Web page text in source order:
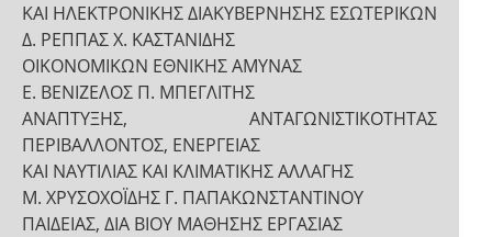
ΚΑΙ ΗΛΕΚΤΡΟΝΙΚΗΣ ΔΙΑΚΥΒΕΡΝΗΣΗΣ ΕΣΩΤΕΡΙΚΩΝ
Δ. ΡΕΠΠΑΣ Χ. ΚΑΣΤΑΝΙΔΗΣ
ΟΙΚΟΝΟΜΙΚΩΝ ΕΘΝΙΚΗΣ ΑΜΥΝΑΣ
Ε. ΒΕΝΙΖΕΛΟΣ Π. ΜΠΕΓΛΙΤΗΣ
ΑΝΑΠΤΥΞΗΣ, ΑΝΤΑΓΩΝΙΣΤΙΚΟΤΗΤΑΣ
ΠΕΡΙΒΑΛΛΟΝΤΟΣ, ΕΝΕΡΓΕΙΑΣ
ΚΑΙ ΝΑΥΤΙΛΙΑΣ ΚΑΙ ΚΛΙΜΑΤΙΚΗΣ ΑΛΛΑΓΗΣ
Μ. ΧΡΥΣΟΧΟΪΔΗΣ Γ. ΠΑΠΑΚΩΝΣΤΑΝΤΙΝΟΥ
ΠΑΙΔΕΙΑΣ, ΔΙΑ ΒΙΟΥ ΜΑΘΗΣΗΣ ΕΡΓΑΣΙΑΣ